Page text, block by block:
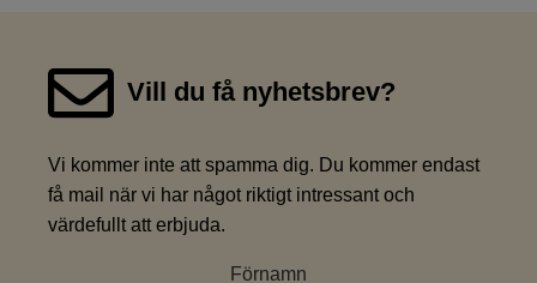
Vill du få nyhetsbrev?
Vi kommer inte att spamma dig. Du kommer endast
få mail när vi har något riktigt intressant och
värdefullt att erbjuda.
Förnamn